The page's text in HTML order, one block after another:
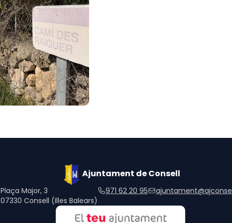
Ajuntament de Consell
Plaça Major, 3
07330 Consell (Illes Balears)
971 62 20 95